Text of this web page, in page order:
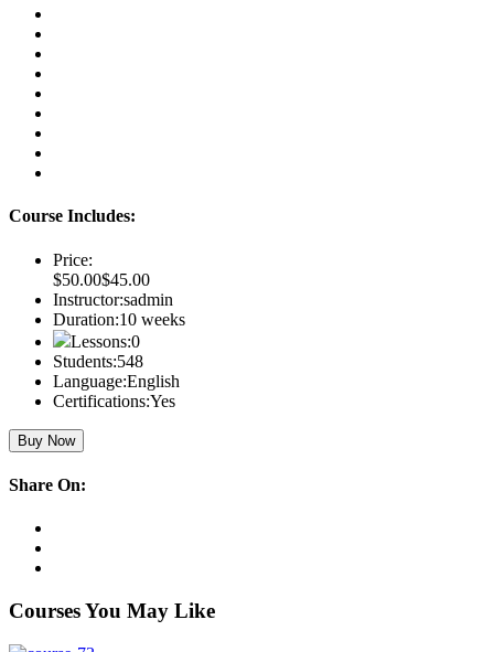
Course Includes:
Price:
$50.00$45.00
Instructor:sadmin
Duration:10 weeks
Lessons:0
Students:548
Language:English
Certifications:Yes
Buy Now
Share On:
Courses You May Like